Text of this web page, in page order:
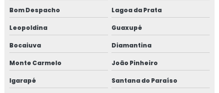
Fibra de vidro para concreto preço
Fibra de vidro estrutural
Fibra de vidro para reboco
Fibras sintéticas para obras
Bom Despacho Lagoa da Prata
Leopoldina Guaxupé
Bocaiuva Diamantina
Monte Carmelo João Pinheiro
Igarapé Santana do Paraíso